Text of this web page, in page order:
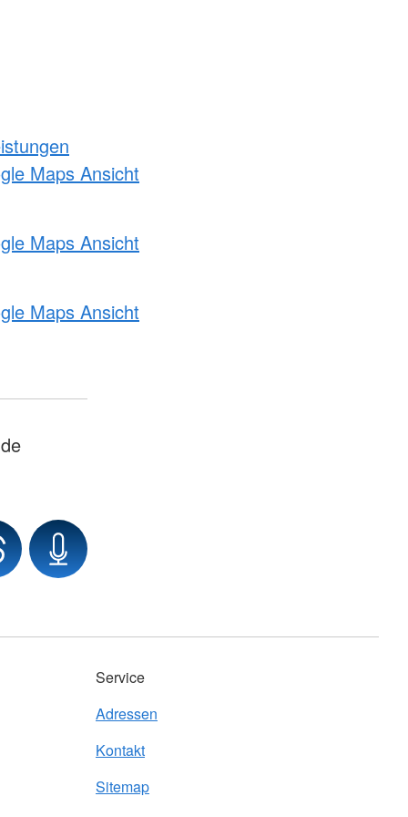
Maps Ansicht
Maps Ansicht
Maps Ansicht
Service
Adressen
Kontakt
Sitemap